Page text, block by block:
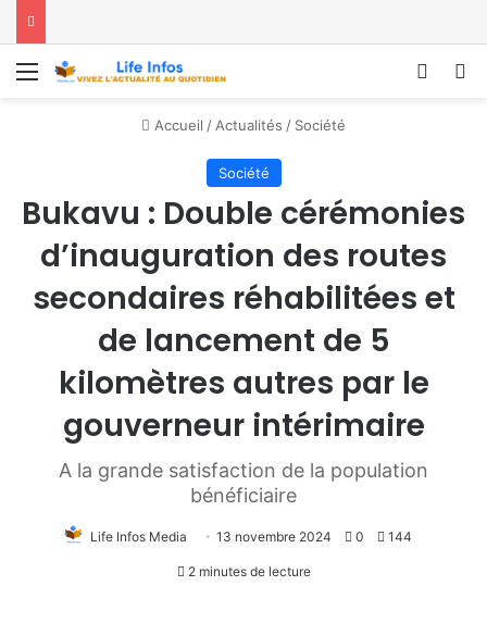
Menu
Accueil / Actualités / Société
Société
Bukavu : Double cérémonies
d’inauguration des routes
secondaires réhabilitées et
de lancement de 5
kilomètres autres par le
gouverneur intérimaire
A la grande satisfaction de la population
bénéficiaire
Life Infos Media 13 novembre 2024 0 144
2 minutes de lecture